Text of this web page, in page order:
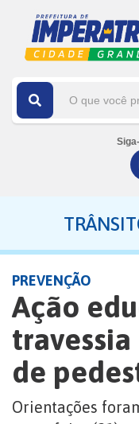
PREVENÇÃO
Ação
de
Orientações